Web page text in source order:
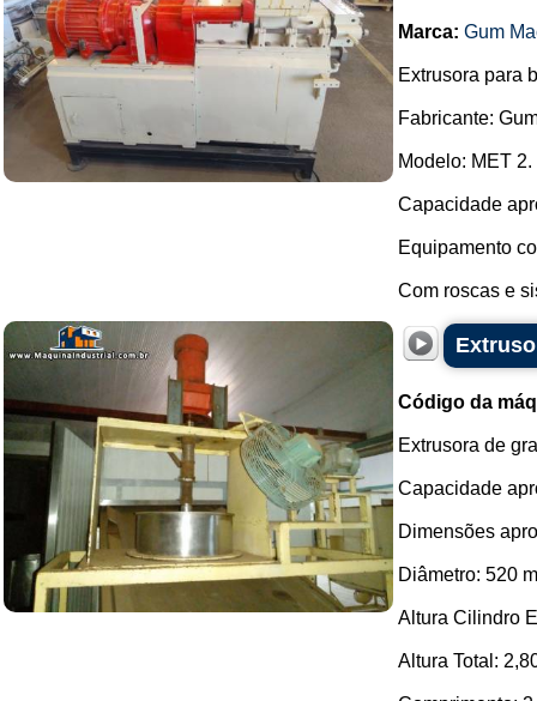
Marca: Gum
Extrusora para
Fabricante:
Modelo: MET 2.
Capacidade
Equipamento
Com roscas e
Código da
Extrusora de
Capacidade
Dimensões
Diâmetro: 520
Altura Cilindro
Altura Total: